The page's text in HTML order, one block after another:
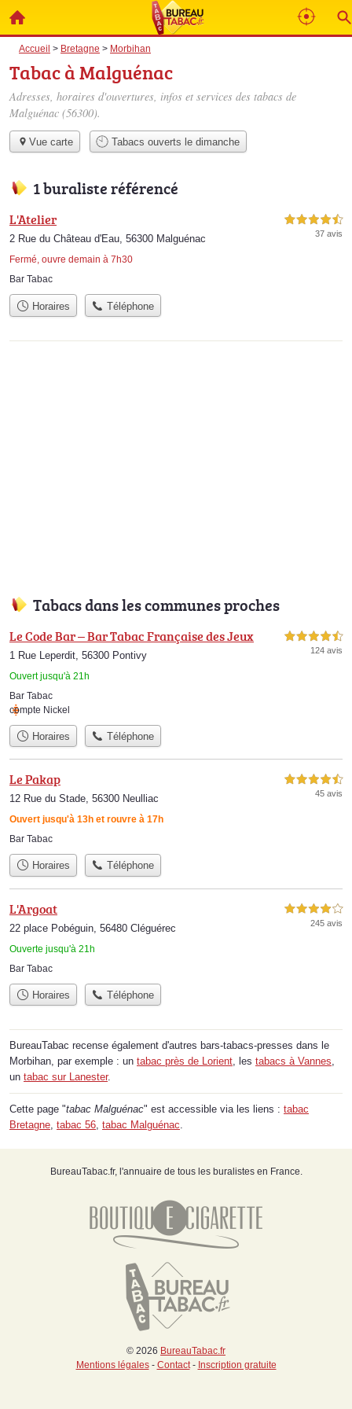
Accueil > Bretagne > Morbihan
Tabac à Malguénac
Adresses, horaires d'ouvertures, infos et services des tabacs de
Malguénac (56300).
Vue carte Tabacs ouverts le dimanche
1 buraliste référencé
L'Atelier
2 Rue du Château d'Eau, 56300 Malguénac
Fermé, ouvre demain à 7h30
4,5 étoiles sur 5
37 avis
Bar Tabac
Horaires Téléphone
Tabacs dans les communes proches
Le Code Bar – Bar Tabac Française des Jeux
1 Rue Leperdit, 56300 Pontivy
Ouvert jusqu'à 21h
4,5 étoiles sur 5
124 avis
Bar Tabac
compte Nickel
Horaires Téléphone
Le Pakap
12 Rue du Stade, 56300 Neulliac
Ouvert jusqu'à 13h et rouvre à 17h
4,5 étoiles sur 5
45 avis
Bar Tabac
Horaires Téléphone
L'Argoat
22 place Pobéguin, 56480 Cléguérec
Ouverte jusqu'à 21h
4,0 étoiles sur 5
245 avis
Bar Tabac
Horaires Téléphone
BureauTabac recense également d'autres bars-tabacs-presses dans le
Morbihan, par exemple : un tabac près de Lorient , les tabacs à Vannes
un tabac sur Lanester.
Cette page "tabac Malguénac" est accessible via les liens : tabac
Bretagne tabac 56 tabac Malguénac
BureauTabac.fr, l'annuaire de tous les buralistes en France.
© 2026 BureauTabac.fr
Mentions légales- Contact- Inscription gratuite